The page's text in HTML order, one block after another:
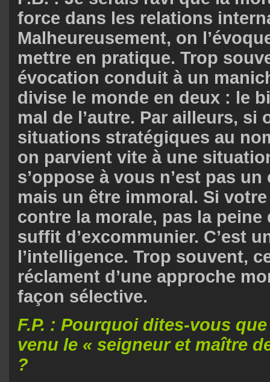
force dans les relations
Malheureusement, on
mettre en pratique. Trop
évocation conduit à un
divise le monde en deux : le
mal de l’autre. Par ailleurs, si
situations stratégiques au
on parvient vite à une
s’oppose à vous n’est pas
mais un être immoral. Si
contre la morale, pas la peine
suffit d’excommunier. C’est
l’intelligence. Trop souvent,
réclament d’une approche
façon sélective.
F.P. : Pourquoi dites-vous
venu le « seigneur et maître
?